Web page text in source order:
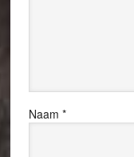
Naam *